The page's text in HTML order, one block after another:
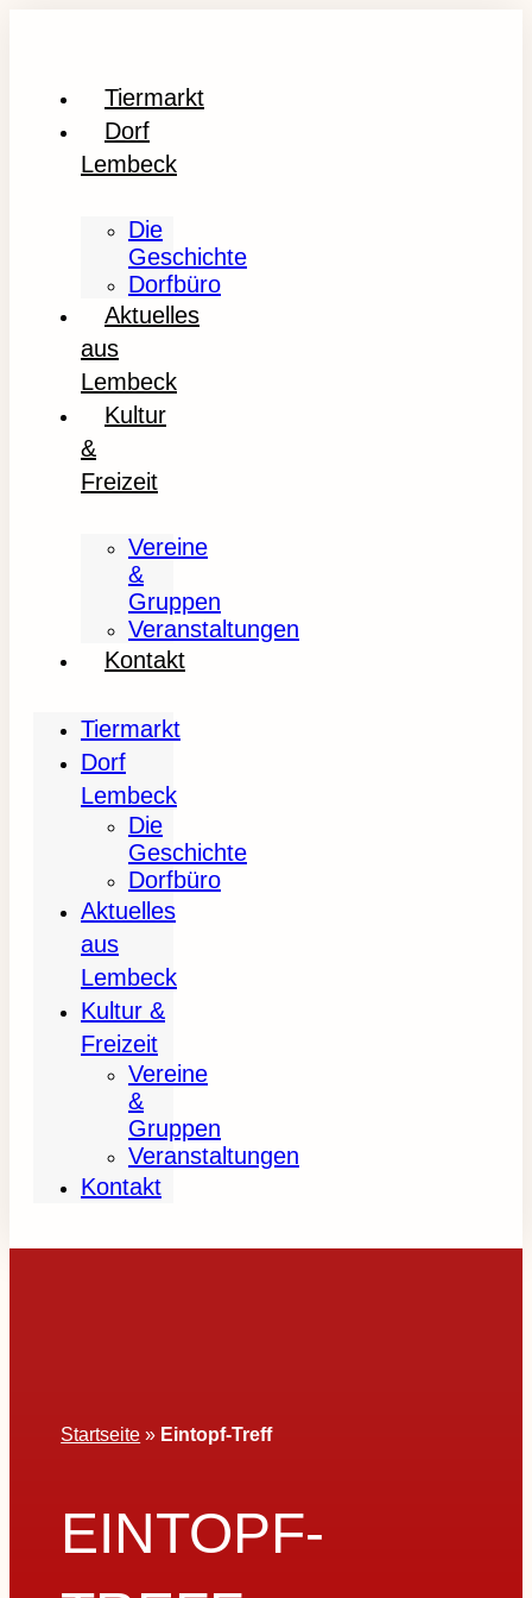
Tiermarkt
Dorf
Lembeck
Die
Geschichte
Dorfbüro
Aktuelles
aus
Lembeck
Kultur
&
Freizeit
Vereine
&
Gruppen
Veranstaltungen
Kontakt
Tiermarkt
Dorf
Lembeck
Die
Geschichte
Dorfbüro
Aktuelles
aus
Lembeck
Kultur &
Freizeit
Vereine
&
Gruppen
Veranstaltungen
Kontakt
Startseite » Eintopf-Treff
EINTOPF-